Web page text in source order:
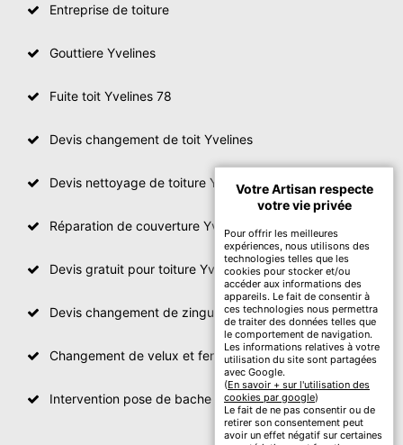
Entreprise de toiture
Gouttiere Yvelines
Fuite toit Yvelines 78
Devis changement de toit Yvelines
Devis nettoyage de toiture Yvelines
Réparation de couverture Yvelines
Devis gratuit pour toiture Yvelines
Devis changement de zinguerie Yvelines
Changement de velux et fenêtre de toit Yvelines
Intervention pose de bache sur toit Yvelines
Votre Artisan respecte
votre vie privée
Pour offrir les meilleures
expériences, nous utilisons des
technologies telles que les
cookies pour stocker et/ou
accéder aux informations des
appareils. Le fait de consentir à
ces technologies nous permettra
de traiter des données telles que
le comportement de navigation.
Les informations relatives à votre
utilisation du site sont partagées
avec Google.
(En savoir + sur l'utilisation des
cookies par google)
Le fait de ne pas consentir ou de
retirer son consentement peut
avoir un effet négatif sur certaines